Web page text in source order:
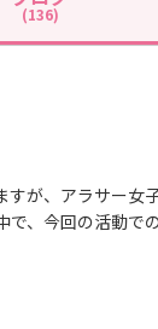
(136)
すが、アラサー女
で、今回の活動で
思い出になるよう
て、優し目？普通